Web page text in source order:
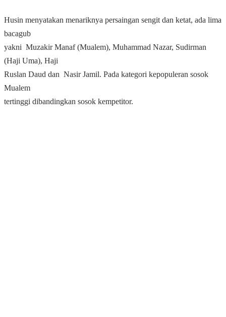
Husin menyatakan menariknya persaingan sengit dan ketat, ada lima
bacagub
yakni Muzakir Manaf (Mualem), Muhammad Nazar, Sudirman
(Haji Uma), Haji
Ruslan Daud dan Nasir Jamil. Pada kategori kepopuleran sosok
Mualem
tertinggi dibandingkan sosok kempetitor.